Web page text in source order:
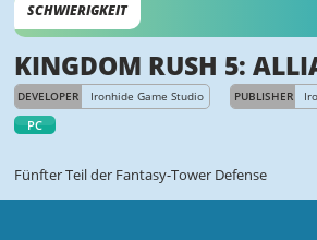
SCHWIERIGKEIT
KINGDOM RUSH 5:
DEVELOPER Ironhide Game Studio PUBLISHER
PC
Fünfter Teil der Fantasy-Tower Defense